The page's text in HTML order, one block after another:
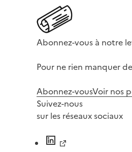
Abonnez-vous à notre
Pour ne rien manquer
Abonnez-vousVoir nos
Suivez-nous
sur les réseaux sociaux